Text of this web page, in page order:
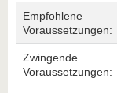
Empfohlene
Voraussetzungen:
Zwingende
Voraussetzungen: